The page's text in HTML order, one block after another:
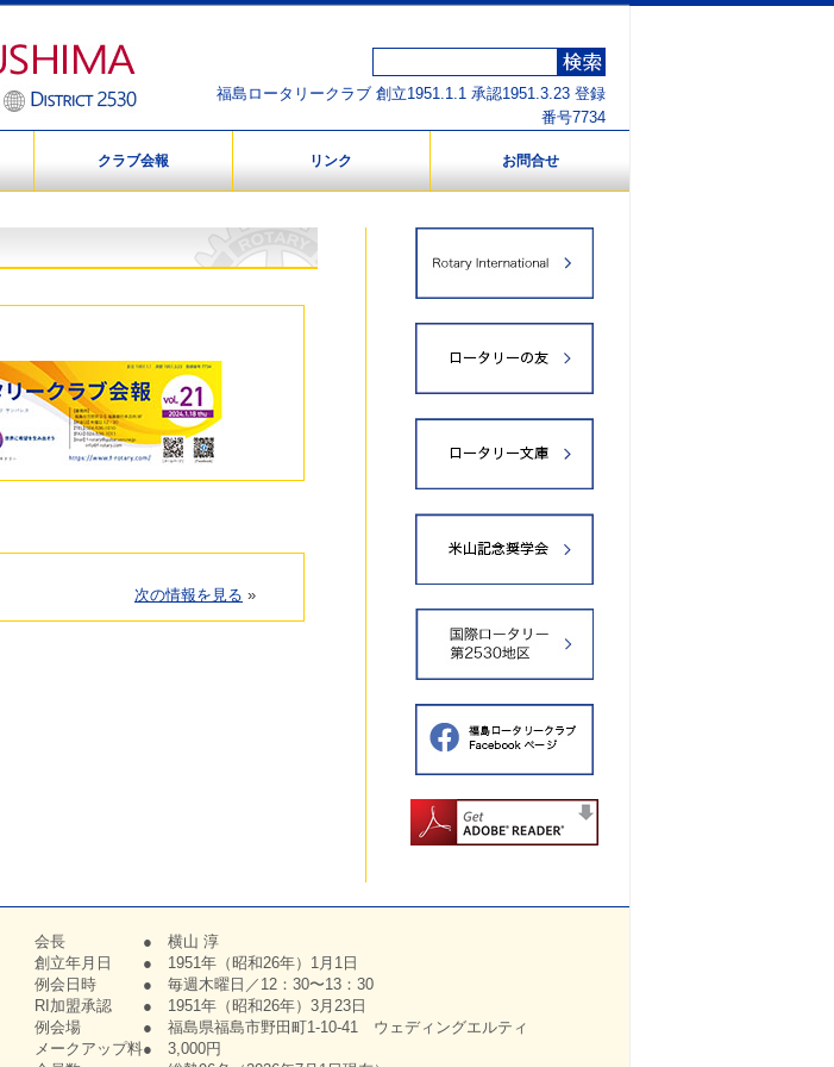
福島ロータリークラブ 創立1951.1.1 承認1951.3.23 登録
番号7734
クラブ会報 リンク お問合せ
次の情報を見る »
会長 ● 横山 淳
創立年月日 ● 1951年（昭和26年）1月1日
例会日時 ● 毎週木曜日／12：30〜13：30
RI加盟承認 ● 1951年（昭和26年）3月23日
例会場 ● 福島県福島市野田町1-10-41 ウェディングエルティ
メークアップ料● 3,000円